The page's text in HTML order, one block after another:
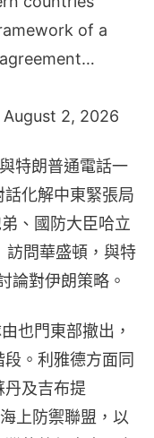
of a
化解中東緊張局
、國防大臣哈立
問華盛頓，與特
論對伊朗策略。
。利雅德方面同
丹及吉布提
上防禦聯盟，以
的航行自由及安